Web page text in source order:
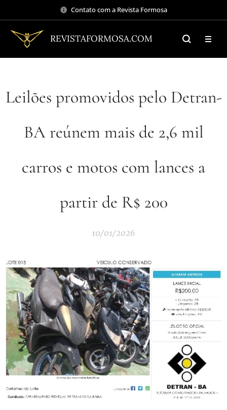
Contato com a Revista Formosa
REVISTAFORMOSA.COM
Leilões promovidos pelo Detran-
BA reúnem mais de 2,6 mil
carros e motos com lances a
partir de R$ 200
10/01/2026